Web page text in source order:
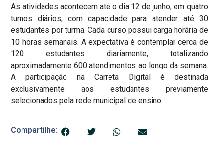
As atividades acontecem até o dia 12 de junho, em quatro
turnos diários, com capacidade para atender até 30
estudantes por turma. Cada curso possui carga horária de
10 horas semanais. A expectativa é contemplar cerca de
120 estudantes diariamente, totalizando
aproximadamente 600 atendimentos ao longo da semana.
A participação na Carreta Digital é destinada
exclusivamente aos estudantes previamente
selecionados pela rede municipal de ensino.
Compartilhe: